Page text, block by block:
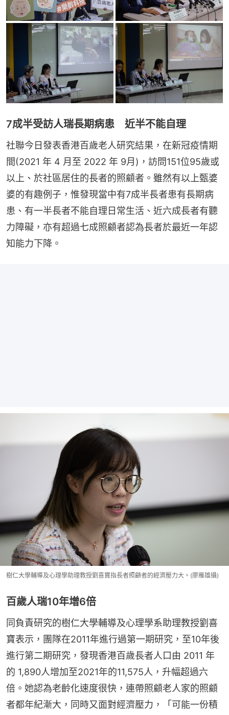
7成半受訪人瑞長期病患 近半不能自理
社聯今日發表香港百歲老人研究結果，在新冠疫情期
間(2021 年 4 月至 2022 年 9月)，訪問151位95歲或
以上、於社區居住的長者的照顧者。雖然有以上甄婆
婆的有趣例子，惟發現當中有7成半長者患有長期病
患、有一半長者不能自理日常生活、近六成長者有聽
力障礙，亦有超過七成照顧者認為長者於最近一年認
知能力下降。
樹仁大學輔導及心理學助理教授劉喜寶指長者照顧者的經濟壓力大。(廖雁雄攝)
百歲人瑞10年增6倍
同負責研究的樹仁大學輔導及心理學系助理教授劉喜
寶表示，團隊在2011年進行過第一期研究，至10年後
進行第二期研究，發現香港百歲長者人口由 2011 年
的 1,890人增加至2021年的11,575人，升幅超過六
倍。她認為老齡化速度很快，連帶照顧老人家的照顧
者都年紀漸大，同時又面對經濟壓力，「可能一份積